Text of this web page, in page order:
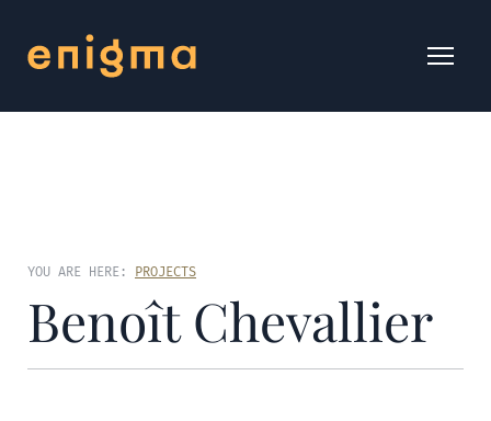
YOU ARE HERE: PROJECTS
Benoît Chevallier